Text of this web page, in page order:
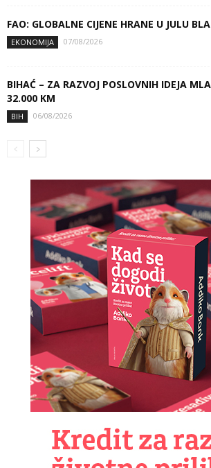
FAO: GLOBALNE CIJENE HRANE U JULU
EKONOMIJA 07/08/2026
BIHAĆ – ZA RAZVOJ POSLOVNIH IDEJA
32.000 KM
BIH 06/08/2026